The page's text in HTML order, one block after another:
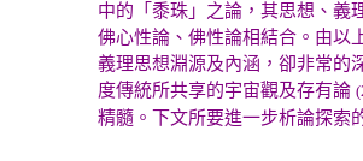
中的「黍珠」之論，其思想、義
佛心性論、佛性論相結合。由以
義理思想淵源及內涵，卻非常的
度傳統所共享的宇宙觀及存有論
精髓。下文所要進一步析論探索